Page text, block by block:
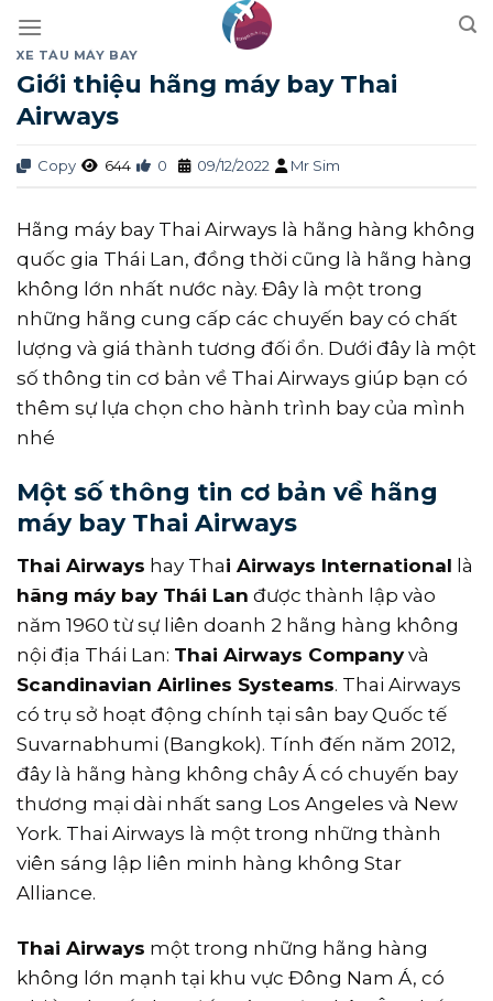
content
XE TÀU MÁY BAY
Giới thiệu hãng máy bay Thai
Airways
Copy 644 0 09/12/2022 Mr Sim
Hãng máy bay Thai Airways là hãng hàng không
quốc gia Thái Lan, đồng thời cũng là hãng hàng
không lớn nhất nước này. Đây là một trong
những hãng cung cấp các chuyến bay có chất
lượng và giá thành tương đối ổn. Dưới đây là một
số thông tin cơ bản về Thai Airways giúp bạn có
thêm sự lựa chọn cho hành trình bay của mình
nhé
Một số thông tin cơ bản về hãng
máy bay Thai Airways
Thai Airways hay Thai Airways International là
hãng máy bay Thái Lan được thành lập vào
năm 1960 từ sự liên doanh 2 hãng hàng không
nội địa Thái Lan: Thai Airways Companyvà
Scandinavian Airlines Systeams. Thai Airways
có trụ sở hoạt động chính tại sân bay Quốc tế
Suvarnabhumi (Bangkok). Tính đến năm 2012,
đây là hãng hàng không chây Á có chuyến bay
thương mại dài nhất sang Los Angeles và New
York. Thai Airways là một trong những thành
viên sáng lập liên minh hàng không Star
Alliance.
Thai Airways một trong những hãng hàng
không lớn mạnh tại khu vực Đông Nam Á, có